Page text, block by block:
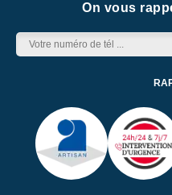
On vous